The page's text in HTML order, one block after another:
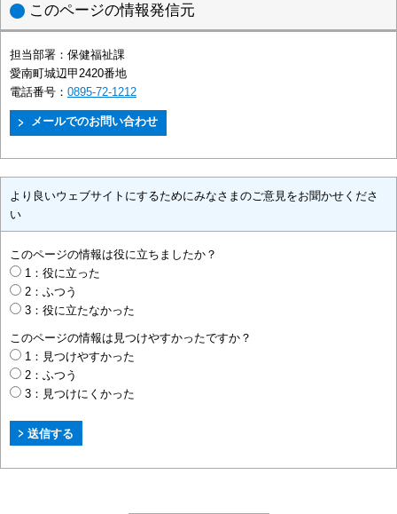
このページの情報発信元
担当部署： 保健福祉課
愛南町城辺甲2420番地
電話番号： 0895-72-1212
より良いウェブサイトにするためにみなさまのご意見をお聞かせくださ
い
このページの情報は役に立ちましたか？
1：役に立った
2：ふつう
3：役に立たなかった
このページの情報は見つけやすかったですか？
1：見つけやすかった
2：ふつう
3：見つけにくかった